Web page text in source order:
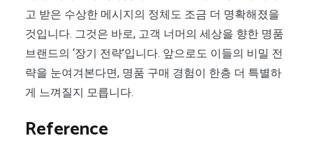
고 받은 수상한 메시지의 정체도 조금 더 명확해졌을
것입니다. 그것은 바로, 고객 너머의 세상을 향한 명품
브랜드의 ‘장기 전략’입니다. 앞으로도 이들의 비밀 전
략을 눈여겨본다면, 명품 구매 경험이 한층 더 특별하
게 느껴질지 모릅니다.
Reference